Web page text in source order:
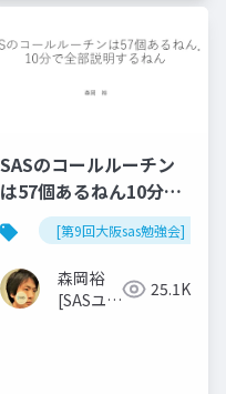
世話人]
SASのコールルーチン
は57個あるねん10分で
全部説明するねん
[第9回大阪sas勉強会]
森岡裕
[SASユー
25.1K